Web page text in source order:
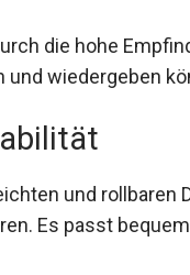
die hohe
und wiedergeben
und
Es passt